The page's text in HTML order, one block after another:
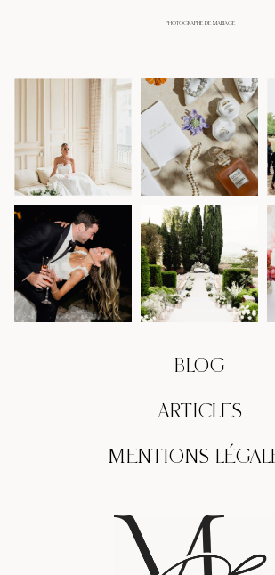
PHOTOGRAPHE DE MARIAGE
BLOG
ARTICLES
MENTIONS